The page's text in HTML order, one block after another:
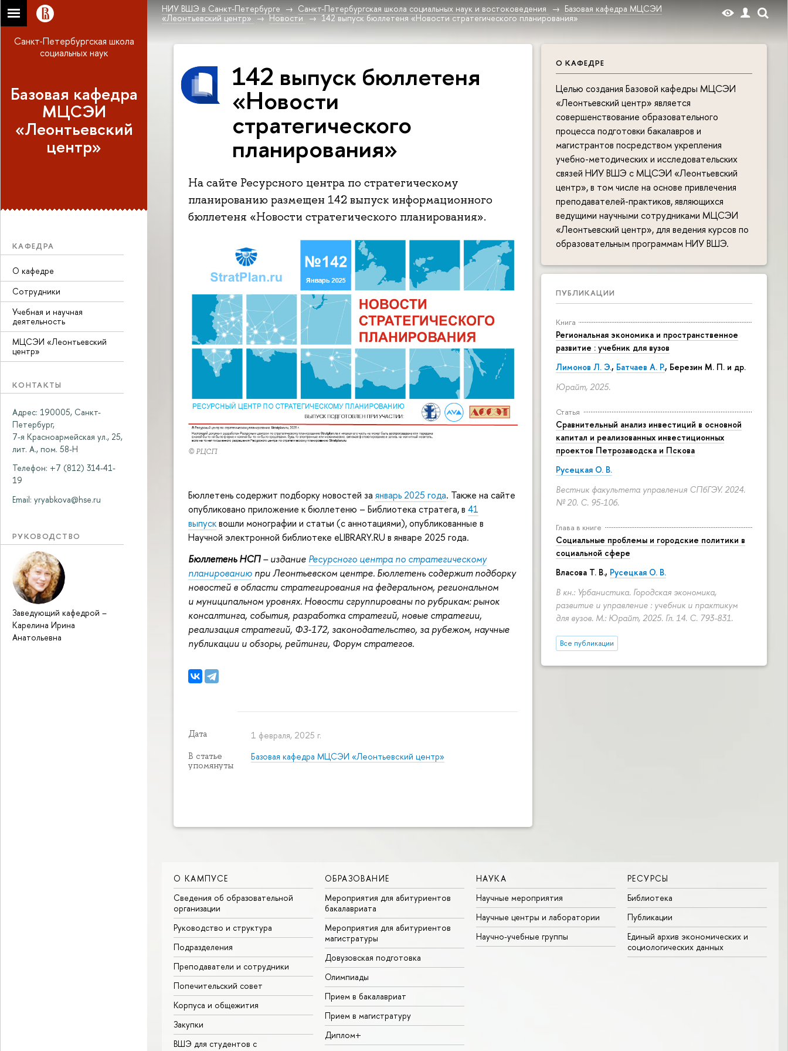
НИУ ВШЭ в Санкт-Петербурге Санкт-Петербургская школа социальных наук и востоковедения
Базовая кафедра МЦСЭИ
«Леонтьевский центр»
Новости 142 выпуск бюллетеня «Новости стратегического планирования»
Санкт-Петербургская школа
социальных наук
Базовая кафедра
МЦСЭИ
«Леонтьевский
центр»
КАФЕДРА
О кафедре
Сотрудники
Учебная и научная
деятельность
МЦСЭИ «Леонтьевский
центр»
КОНТАКТЫ
Адрес: 190005, Санкт-
Петербург,
7-я Красноармейская ул., 25,
лит. А., пом. 58-Н
Телефон: +7 (812) 314-41-
19
Email: yryabkova@hse.ru
РУКОВОДСТВО
Заведующий кафедрой –
Карелина Ирина
Анатольевна
О КАФЕДРЕ
Целью создания Базовой кафедры МЦСЭИ
«Леонтьевский центр» является
совершенствование образовательного
процесса подготовки бакалавров и
магистрантов посредством укрепления
учебно-методических и исследовательских
связей НИУ ВШЭ с МЦСЭИ «Леонтьевский
центр», в том числе на основе привлечения
преподавателей-практиков, являющихся
ведущими научными сотрудниками МЦСЭИ
«Леонтьевский центр», для ведения курсов по
образовательным программам НИУ ВШЭ.
ПУБЛИКАЦИИ
Книга
Региональная экономика и пространственное
развитие : учебник для вузов
Лимонов Л. Э., Батчаев А. Р., Березин М. П. и др.
Юрайт, 2025.
Статья
Сравнительный анализ инвестиций в основной
капитал и реализованных инвестиционных
проектов Петрозаводска и Пскова
Русецкая О. В.
Вестник факультета управления СПбГЭУ. 2024.
№ 20. С. 95-106.
Глава в книге
Социальные проблемы и городские политики в
социальной сфере
Власова Т. В., Русецкая О. В.
В кн.: Урбанистика. Городская экономика,
развитие и управление : учебник и практикум
для вузов. М.: Юрайт, 2025. Гл. 14. С. 793-831.
Все публикации
142 выпуск бюллетеня
«Новости
стратегического
планирования»
На сайте Ресурсного центра по стратегическому
планированию размещен 142 выпуск информационного
бюллетеня «Новости стратегического планирования».
© РЦСП
Бюллетень содержит подборку новостей за январь 2025 года. Также на сайте
опубликовано приложение к бюллетеню – Библиотека стратега, в 41
выпусквошли монографии и статьи (с аннотациями), опубликованные в
Научной электронной библиотеке eLIBRARY.RU в январе 2025 года.
Бюллетень НСП – издание Ресурсного центра по стратегическому
планированию при Леонтьевском центре. Бюллетень содержит подборку
новостей в области стратегирования на федеральном, региональном
и муниципальном уровнях. Новости сгруппированы по рубрикам: рынок
консалтинга, события, разработка стратегий, новые стратегии,
реализация стратегий, ФЗ-172, законодательство, за рубежом, научные
публикации и обзоры, рейтинги, Форум стратегов.
Дата 1 февраля, 2025 г.
В статье
упомянуты
Базовая кафедра МЦСЭИ «Леонтьевский центр»
О КАМПУСЕ
Сведения об образовательной
организации
Руководство и структура
Подразделения
Преподаватели и сотрудники
Попечительский совет
Корпуса и общежития
Закупки
ВШЭ для студентов с
ОБРАЗОВАНИЕ
Мероприятия для абитуриентов
бакалавриата
Мероприятия для абитуриентов
магистратуры
Довузовская подготовка
Олимпиады
Прием в бакалавриат
Прием в магистратуру
Диплом+
НАУКА
Научные мероприятия
Научные центры и лаборатории
Научно-учебные группы
РЕСУРСЫ
Библиотека
Публикации
Единый архив экономических и
социологических данных